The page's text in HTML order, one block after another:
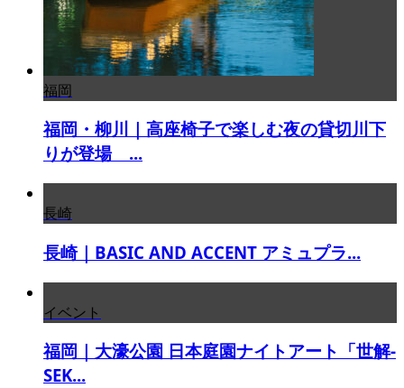
福岡
福岡・柳川｜高座椅子で楽しむ夜の貸切川下
りが登場 ...
長崎
長崎｜BASIC AND ACCENT アミュプラ...
イベント
福岡｜大濠公園 日本庭園ナイトアート「世解-
SEK...